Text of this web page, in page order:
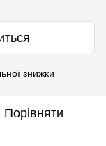
знижки
Порівняти